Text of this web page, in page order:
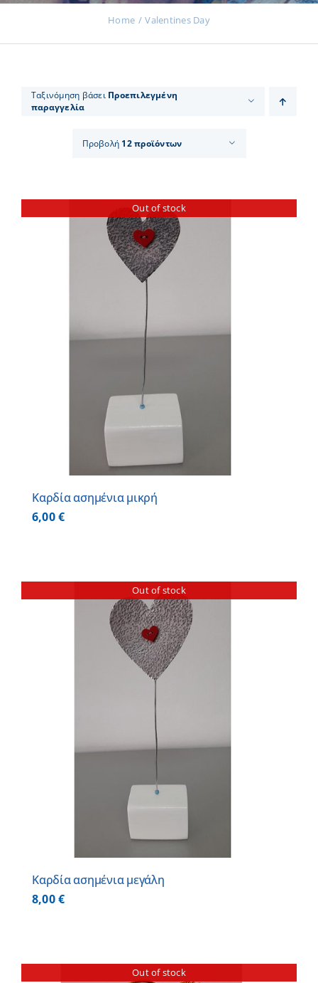
Νέα
Home Valentines Day
Ταξινόμηση βάσει Προεπιλεγμένη
παραγγελία
Προβολή 12 προϊόντων
Out of stock
Καρδία ασημένια μικρή
6,00€
Out of stock
Καρδία ασημένια μεγάλη
8,00€
Out of stock